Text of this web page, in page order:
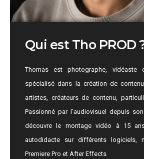
Qui est Tho PROD
Thomas est photographe, vidéaste
spécialisé dans la création de
artistes, créateurs de contenu,
Passionné par l’audiovisuel depuis
découvre le montage vidéo à 15
autodidacte sur différents logiciels,
Premiere Pro et After Effects